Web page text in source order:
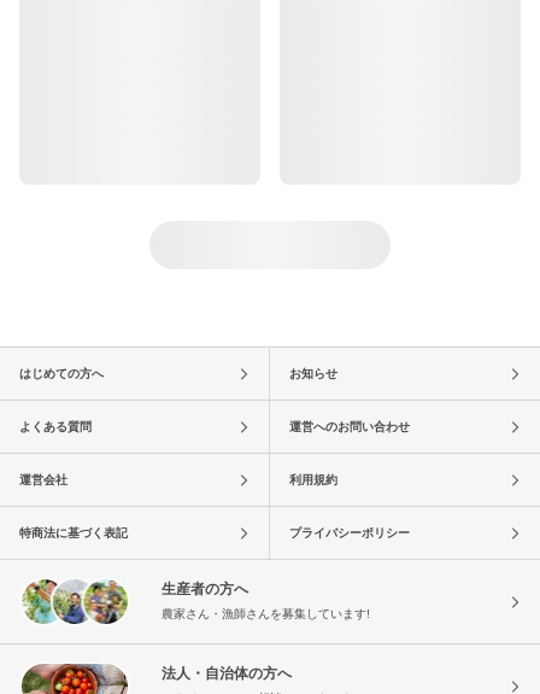
はじめての方へ お知らせ
よくある質問 運営へのお問い合わせ
運営会社 利用規約
特商法に基づく表記 プライバシーポリシー
生産者の方へ
農家さん・漁師さんを募集しています!
法人・自治体の方へ